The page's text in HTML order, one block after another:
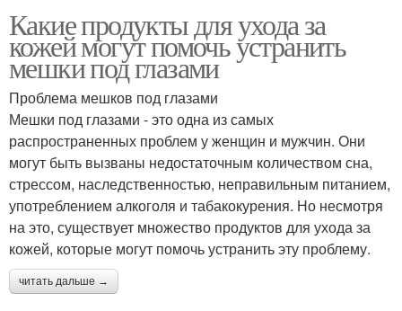
Какие продукты для ухода за
кожей могут помочь устранить
мешки под глазами
Проблема мешков под глазами
Мешки под глазами - это одна из самых
распространенных проблем у женщин и мужчин. Они
могут быть вызваны недостаточным количеством сна,
стрессом, наследственностью, неправильным питанием,
употреблением алкоголя и табакокурения. Но несмотря
на это, существует множество продуктов для ухода за
кожей, которые могут помочь устранить эту проблему.
читать дальше →